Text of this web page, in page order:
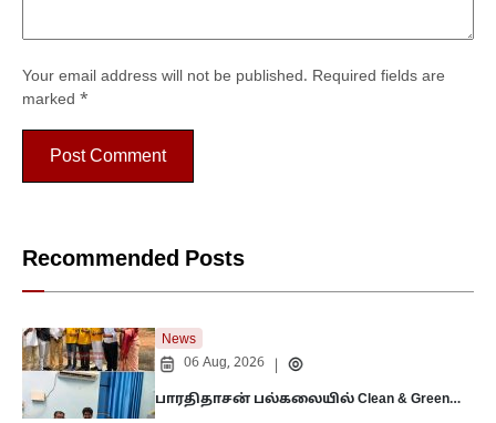
Your email address will not be published. Required fields are
marked *
Recommended Posts
News
06 Aug, 2026
பாரதிதாசன் பல்கலையில் Clean & Green…